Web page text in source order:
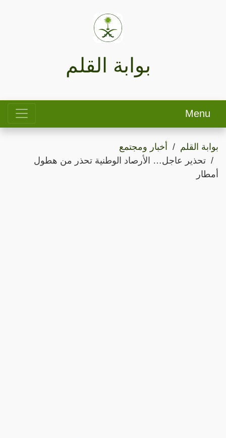
بوابة القلم
Menu
بوابة القلم
أخبار ومجتمع
تحذير عاجل… الأرصاد الوطنية تحذر من هطول
أمطار